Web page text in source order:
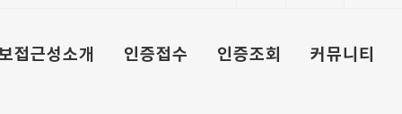
접근성소개 인증접수 인증조회 커뮤니티